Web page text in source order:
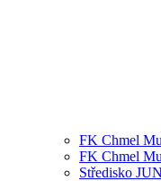
FK Chmel
FK Chmel
Středisko